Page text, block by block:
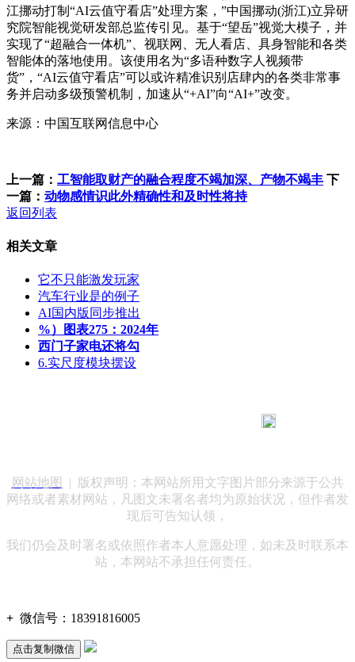
江挪动打制“AI云值守看店”处理方案，”中国挪动(浙江)立异研
究院智能视觉研发部总监传引见。基于“望岳”视觉大模子，并
实现了“超融合一体机”、视联网、无人看店、具身智能和各类
智能体的落地使用。该使用名为“多语种数字人视频带
货”，“AI云值守看店”可以或许精准识别店肆内的各类非常事
务并启动多级预警机制，加速从“+AI”向“AI+”改变。
来源：中国互联网信息中心
上一篇： 工智能取财产的融合程度不竭加深、产物不竭丰 下
一篇： 动物感情识此外精确性和及时性将持
返回列表
相关文章
它不只能激发玩家
汽车行业是的例子
AI国内版同步推出
%）图表275：2024年
西门子家电还将勾
6.实尺度模块摆设
网站地图
| 版权声明：本网站所用文字图片部分来源于公共
网络或者素材网站，凡图文未署名者均为原始状况，但作者发
现后可告知认领，
我们仍会及时署名或依照作者本人意愿处理，如未及时联系本
站，本网站不承担任何责任。
+ 微信号： 18391816005
点击复制微信